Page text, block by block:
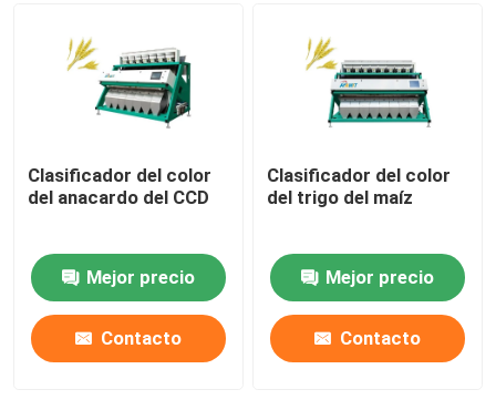
Clasificador del color
del anacardo del CCD
Mejor precio
Contacto
Clasificador del color
del trigo del maíz
Mejor precio
Contacto